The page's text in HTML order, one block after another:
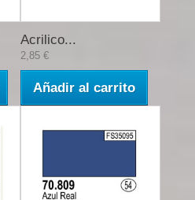
Acrilico...
2,85 €
Añadir al carrito